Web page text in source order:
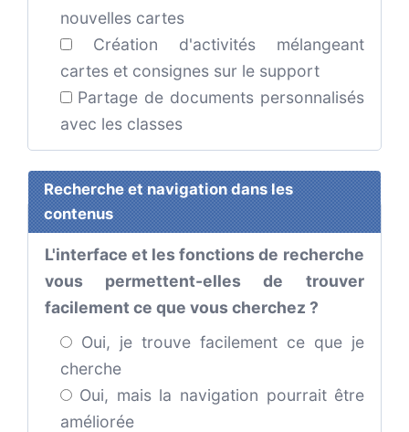
nouvelles cartes
Création d'activités mélangeant
cartes et consignes sur le support
Partage de documents personnalisés
avec les classes
Recherche et navigation dans les
contenus
L'interface et les fonctions de recherche
vous permettent-elles de trouver
facilement ce que vous cherchez ?
Oui, je trouve facilement ce que je
cherche
Oui, mais la navigation pourrait être
améliorée